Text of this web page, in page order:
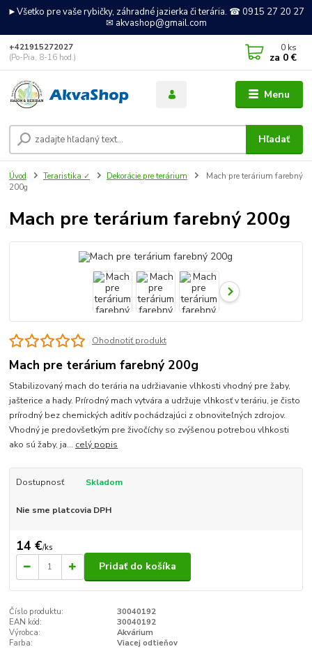
►Všetko pre vaše rybičky, záhradné jazierka či terária. ☎ 0915 27 20 27
✉ akvashop@gmail.com
Menu
Hľadať
+421915272027
(Po-Pia, 8-16 hod.)
0 ks
za 0 €
Úvod Teraristika ✓ Dekorácie pre terárium
Mach pre terárium farebný
200g
Mach pre terárium farebný 200g
Ohodnotiť produkt
Mach pre terárium farebný 200g
Stabilizovaný mach do terária na udržiavanie vlhkosti vhodný pre žaby,
jašterice a hady. Prírodný mach vytvára a udržuje vlhkosť v teráriu, je čisto
prírodný bez chemických aditív pochádzajúci z obnoviteľných zdrojov.
Vhodný je predovšetkým pre živočíchy so zvýšenou potrebou vlhkosti
ako sú žaby, ja... celý popis
Dostupnosť Skladom
Nie sme platcovia DPH
14 €/ks
Pridať do košíka
Číslo produktu:
30040192
EAN kód:
30040192
Výrobca:
Akvárium
Farba:
Viacej odtieňov